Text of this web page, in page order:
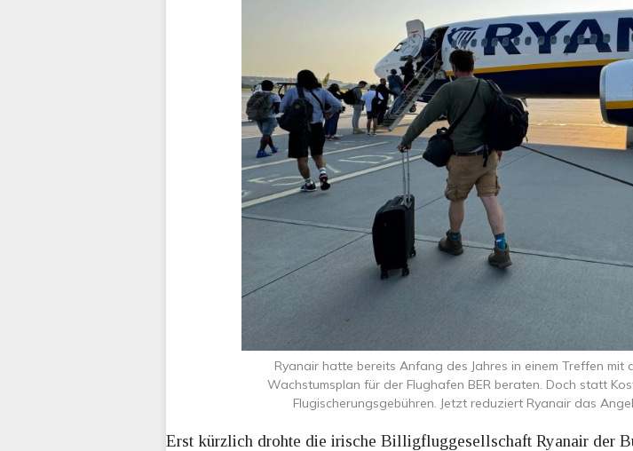
Ryanair hatte bereits Anfang des Jahres in einem Treffen mit
Wachstumsplan für der Flughafen BER beraten. Doch statt
Flugischerungsgebühren. Jetzt reduziert Ryanair das
Erst kürzlich drohte die irische Billigfluggesellschaft Ryanair der